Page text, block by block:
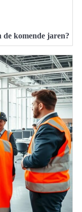
de komende jaren?